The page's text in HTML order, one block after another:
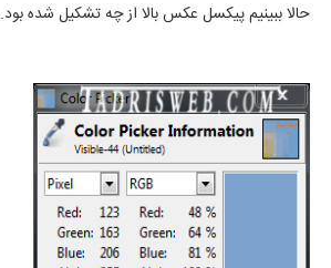
حالا ببینیم پیکسل عکس بالا از چه تشکیل شده بود.